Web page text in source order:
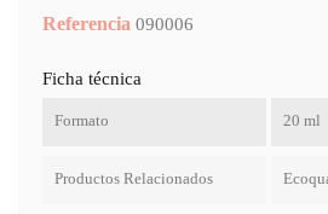
Referencia 090006
Ficha técnica
Formato 20 ml
Productos Relacionados